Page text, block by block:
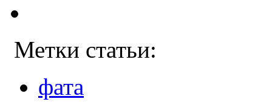
Метки статьи:
фата